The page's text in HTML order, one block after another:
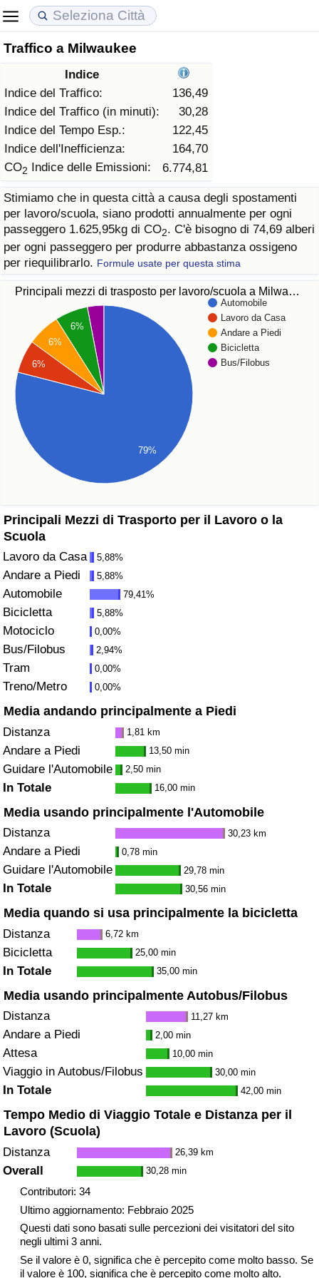
Traffico a Milwaukee
Indice
Indice del Traffico:
136,49
Indice del Traffico (in minuti):
30,28
Indice del Tempo Esp.:
122,45
Indice dell'Inefficienza:
164,70
CO2 Indice delle Emissioni: 6.774,81
Stimiamo che in questa città a causa degli spostamenti
per lavoro/scuola, siano prodotti annualmente per ogni
passeggero 1.625,95kg di CO2. C'è bisogno di 74,69 alberi
per ogni passeggero per produrre abbastanza ossigeno
per riequilibrarlo. Formule usate per questa stima
Principali mezzi di trasposto per lavoro/scuola a Milwa…
Automobile
Lavoro da Casa
Andare a Piedi
Bicicletta
Bus/Filobus
6%
6%
6%
79%
Principali Mezzi di Trasporto per il Lavoro o la
Scuola
Lavoro da Casa 5,88%
Andare a Piedi 5,88%
Automobile 79,41%
Bicicletta 5,88%
Motociclo 0,00%
Bus/Filobus 2,94%
Tram 0,00%
Treno/Metro 0,00%
Media andando principalmente a Piedi
Distanza 1,81 km
Andare a Piedi 13,50 min
Guidare l'Automobile 2,50 min
In Totale 16,00 min
Media usando principalmente l'Automobile
Distanza 30,23 km
Andare a Piedi 0,78 min
Guidare l'Automobile 29,78 min
In Totale 30,56 min
Media quando si usa principalmente la bicicletta
Distanza 6,72 km
Bicicletta 25,00 min
In Totale 35,00 min
Media usando principalmente Autobus/Filobus
Distanza 11,27 km
Andare a Piedi 2,00 min
Attesa 10,00 min
Viaggio in Autobus/Filobus 30,00 min
In Totale 42,00 min
Tempo Medio di Viaggio Totale e Distanza per il
Lavoro (Scuola)
Distanza 26,39 km
Overall 30,28 min
Contributori: 34
Ultimo aggiornamento: Febbraio 2025
Questi dati sono basati sulle percezioni dei visitatori del sito
negli ultimi 3 anni.
Se il valore è 0, significa che è percepito come molto basso. Se
il valore è 100, significa che è percepito come molto alto.
Costo della vita
Indice Del Costo Della Vita (corrente)
Indice Del Costo Della Vita
Indice del Costo della Vita per Nazione
ad Aqaba
Prezzi degli immobili
Indice del Prezzo delle Case (Corrente)
Indice del Prezzo delle Case
Indice del Prezzo delle Case per Nazione
Qualità della Vita
Indice della Qualità della Vita
Indice della Qualità della Vita (Corrente)
Indice della qualità della vita per Paese
Criminalità
Indice del Tasso di Criminalità (Corrente)
Indice della Criminalità
Indice di criminalità per paese
Assistenza Sanitaria
Indice dell’Assistenza Sanitaria (Corrente)
Indice dell’Assistenza Sanitaria
Indice dell’Assistenza Sanitaria per
Nazione
Inquinamento
Indice dell’Inquinamento (Corrente)
Indice di inquinamento
Indice dell’Inquinamento per Nazione
Traffico
Indice del Traffico
Indice del traffico (Corrente)
Indice del traffico per Nazione